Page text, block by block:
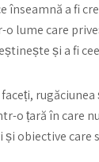
înseamnă a fi
lume care
și a fi
o țară în care
obiective care